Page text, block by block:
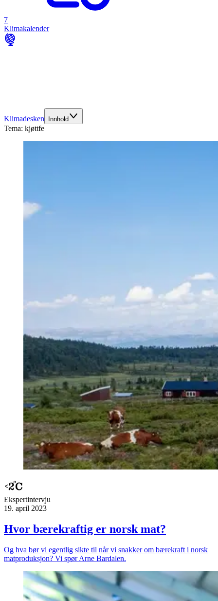
7
Klimakalender
Klimadesken Innhold
Tema: kjøttfe
Ekspert­intervju
19. april 2023
Hvor bærekraftig er norsk mat?
Og hva bør vi egentlig sikte til når vi snakker om bærekraft i norsk
matproduksjon? Vi spør Arne Bardalen.